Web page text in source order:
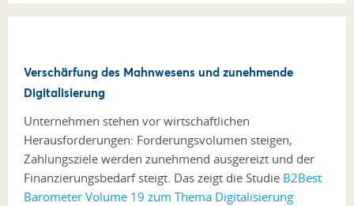
Verschärfung des Mahnwesens und zunehmende
Digitalisierung
Unternehmen stehen vor wirtschaftlichen
Herausforderungen: Forderungsvolumen steigen,
Zahlungsziele werden zunehmend ausgereizt und der
Finanzierungsbedarf steigt. Das zeigt die Studie B2Best
Barometer Volume 19 zum Thema Digitalisierung